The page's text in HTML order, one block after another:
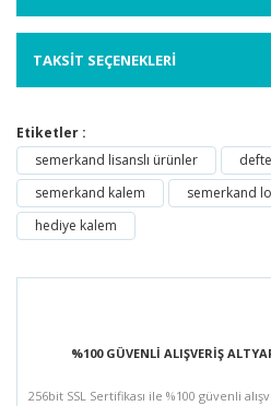
TAKSİT SEÇENEKLERİ
Etiketler :
semerkand lisanslı ürünler
semerkand kalem
semerkand
hediye kalem
%100 GÜVENLİ ALIŞVERİŞ
256bit SSL Sertifikası ile %100 güvenli